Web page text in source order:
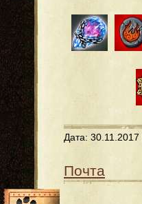
Дата: 30.11.2017
Почта